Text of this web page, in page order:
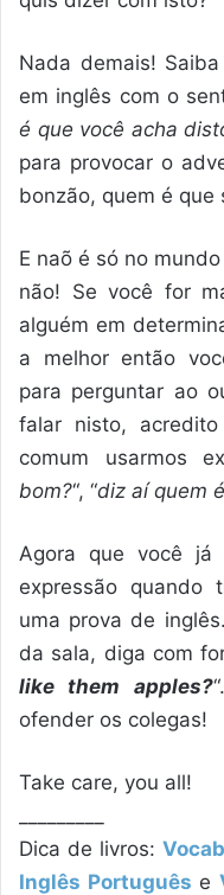
Nada demais!
em inglês com o
é que você acha
para provocar o
bonzão, quem é
E naõ é só no
não! Se você for
alguém em
a melhor então
para perguntar ao
falar nisto,
comum usarmos
bom?“, “diz aí quem
Agora que você
expressão quando
uma prova de
da sala, diga com
like them apples?
ofender os colegas!
Take care, you all!
Dica de livros:
Inglês Português e